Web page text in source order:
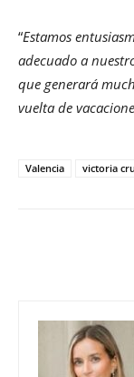
“Estamos
adecuado a
que generará
vuelta de
Valencia victoria